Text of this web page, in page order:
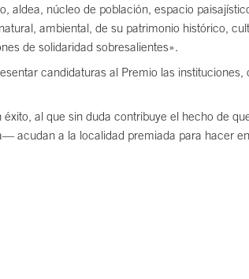
aldea, núcleo de población, espacio
ambiental, de su patrimonio histórico,
de solidaridad sobresalientes».
candidaturas al Premio las
al que sin duda contribuye el hecho de
acudan a la localidad premiada para hacer